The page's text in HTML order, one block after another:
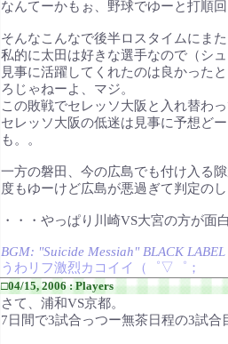
なんてーかもぉ、野球でゆーと打順
そんなこんなで後半ロスタイムにま
私的に太田は好きな選手なので（シ
見事に活躍してくれたのは良かった
ろじゃねーよ、マジ。
この敗戦でセレッソ大阪と入れ替わ
セレッソ大阪の低迷は見事に予想ど
も。。
一方の磐田、今の広島でも付け入る
度もゆーけど広島が悪過ぎて判定の
・・・やっぱり川崎VS大宮の方が面
BGM: "Suicide Messiah" BLACK LABEL
うわリフ激烈カコイイ（゜▽゜；
□04/15, 2006 : Players
さて、浦和VS京都。
7日間で3試合っつー無茶日程の3試合